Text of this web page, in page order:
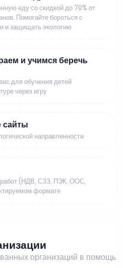
еду со скидкой до 70% от
Помогайте бороться с
и защищать экологию
и учимся беречь
для обучения детей
через игру
сайты
направленности
работ (НДВ, СЗЗ, ПЭК, ООС,
формате
организаций в помощь